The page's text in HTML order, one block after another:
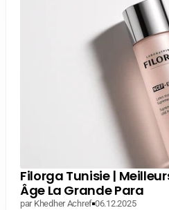
Filorga Tunisie |
Âge La Grande Para
par Khedher Achref 06.12.2025